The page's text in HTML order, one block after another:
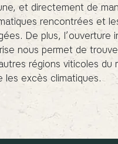
et directement de
rencontrées et
De plus, l’ouverture
nous permet de
régions viticoles du
les excès climatiques.